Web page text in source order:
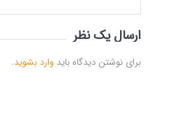
ارسال یک نظر
برای نوشتن دیدگاه بایدوارد بشوید.